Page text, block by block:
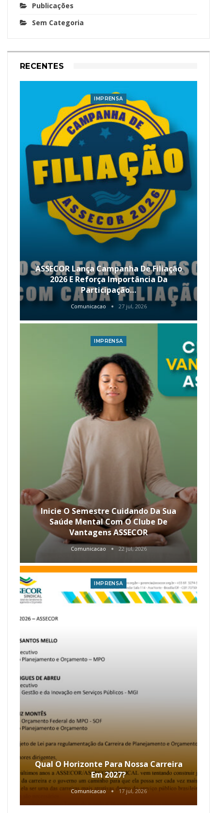
Publicações
Sem Categoria
RECENTES
IMPRENSA
ASSECOR Lança Campanha De Filiação
2026 E Reforça Importância Da
Participação…
Comunicacao 27 jul, 2026
IMPRENSA
Inicie O Semestre Cuidando Da Sua
Saúde Mental Com O Clube De
Vantagens ASSECOR
Comunicacao 22 jul, 2026
IMPRENSA
Qual O Horizonte Para Nossa Carreira
Em 2027?
Comunicacao 17 jul, 2026